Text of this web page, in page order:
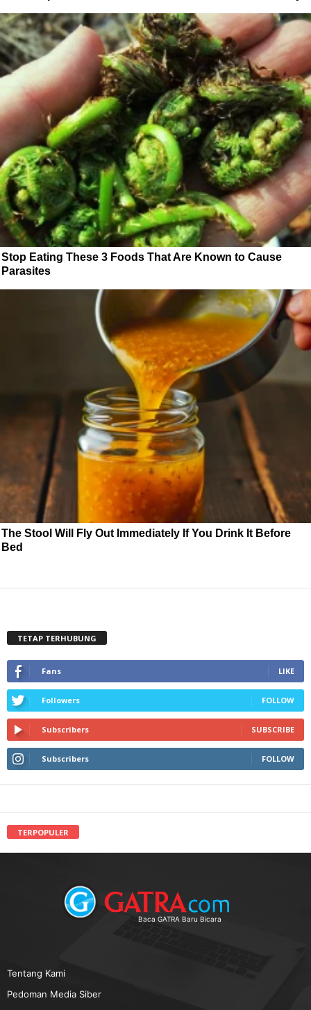
Stop Eating These 3 Foods That Are Known to Cause
Parasites
The Stool Will Fly Out Immediately If You Drink It Before
Bed
TETAP TERHUBUNG
Fans LIKE
Followers FOLLOW
Subscribers SUBSCRIBE
Subscribers FOLLOW